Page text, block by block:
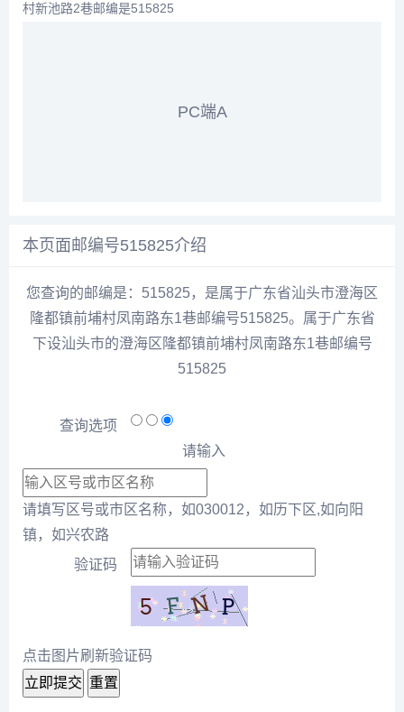
村新池路2巷邮编是515825
PC端A
本页面邮编号515825介绍
您查询的邮编是：515825，是属于广东省汕头市澄海区
隆都镇前埔村凤南路东1巷邮编号515825。属于广东省
下设汕头市的澄海区隆都镇前埔村凤南路东1巷邮编号
515825
查询选项
请输入
请填写区号或市区名称，如030012，如历下区,如向阳
镇，如兴农路
验证码
点击图片刷新验证码
立即提交 重置